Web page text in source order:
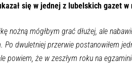
się w jednej z lubelskich gazet w
nożną mógłbym grać dłużej, ale
Po dwuletniej przerwie postanowiłem
powiem, że w zeszłym roku na